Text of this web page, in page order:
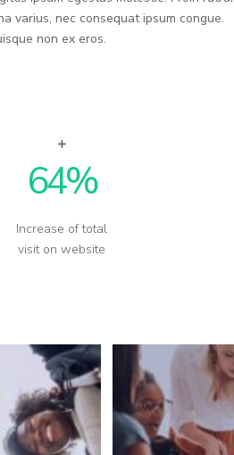
varius, nec consequat ipsum congue.
non ex eros.
64%
Increase of total
visit on website